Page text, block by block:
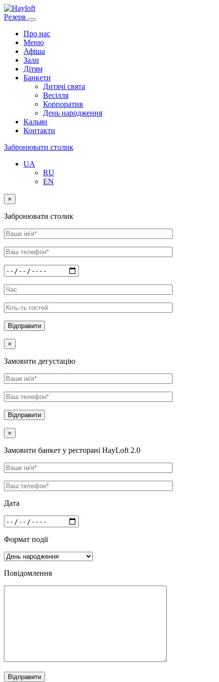
Резерв
Про нас
Меню
Афіша
Зали
Дітям
Банкети
Дитячі свята
Весілля
Корпоратив
День народження
Кальян
Контакти
Забронювати столик
UA
RU
EN
×
Забронювати столик
×
Замовити дегустацію
×
Замовити банкет у ресторані HayLoft 2.0
Дата
Формат події
Повідомлення